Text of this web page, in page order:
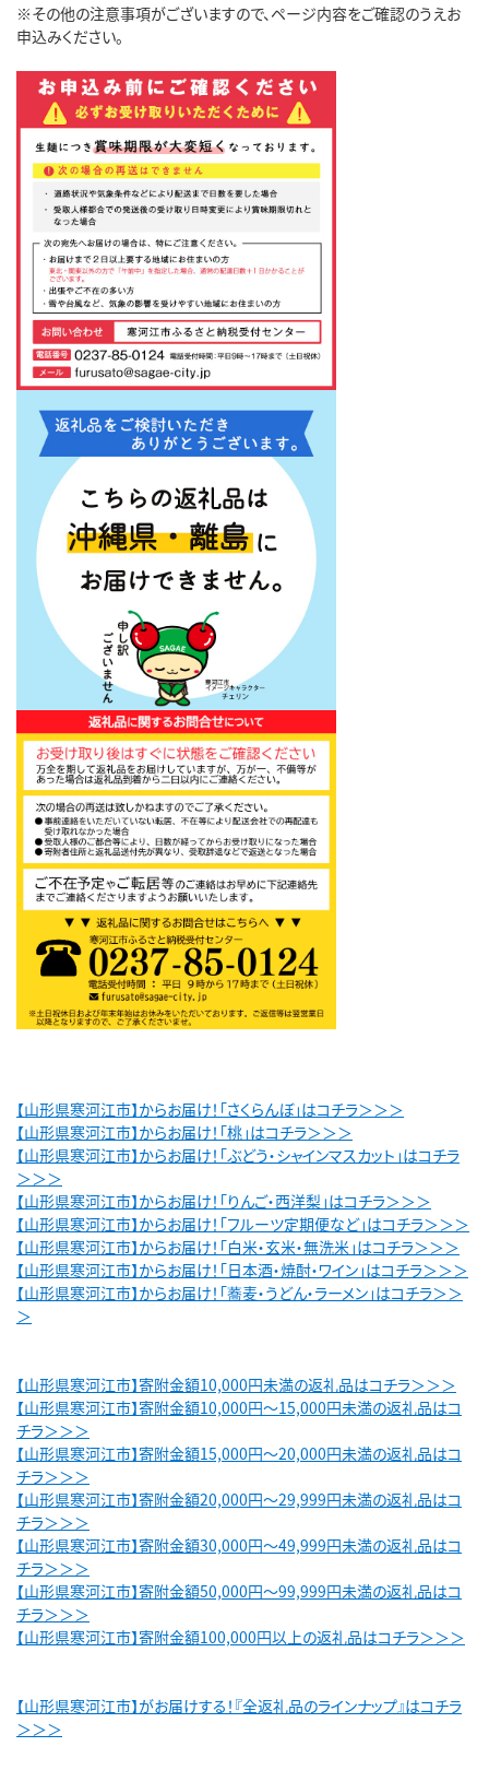
※その他の注意事項がございますので、ページ内容をご確認のうえお
申込みください。
【山形県寒河江市】からお届け！「さくらんぼ」はコチラ＞＞＞
【山形県寒河江市】からお届け！「桃」はコチラ＞＞＞
【山形県寒河江市】からお届け！「ぶどう・シャインマスカット」はコチラ
＞＞＞
【山形県寒河江市】からお届け！「りんご・西洋梨」はコチラ＞＞＞
【山形県寒河江市】からお届け！「フルーツ定期便など」はコチラ＞＞＞
【山形県寒河江市】からお届け！「白米・玄米・無洗米」はコチラ＞＞＞
【山形県寒河江市】からお届け！「日本酒・焼酎・ワイン」はコチラ＞＞＞
【山形県寒河江市】からお届け！「蕎麦・うどん・ラーメン」はコチラ＞＞
＞
【山形県寒河江市】寄附金額10,000円未満の返礼品はコチラ＞＞＞
【山形県寒河江市】寄附金額10,000円～15,000円未満の返礼品はコ
チラ＞＞＞
【山形県寒河江市】寄附金額15,000円～20,000円未満の返礼品はコ
チラ＞＞＞
【山形県寒河江市】寄附金額20,000円～29,999円未満の返礼品はコ
チラ＞＞＞
【山形県寒河江市】寄附金額30,000円～49,999円未満の返礼品はコ
チラ＞＞＞
【山形県寒河江市】寄附金額50,000円～99,999円未満の返礼品はコ
チラ＞＞＞
【山形県寒河江市】寄附金額100,000円以上の返礼品はコチラ＞＞＞
【山形県寒河江市】がお届けする！『全返礼品のラインナップ』はコチラ
＞＞＞